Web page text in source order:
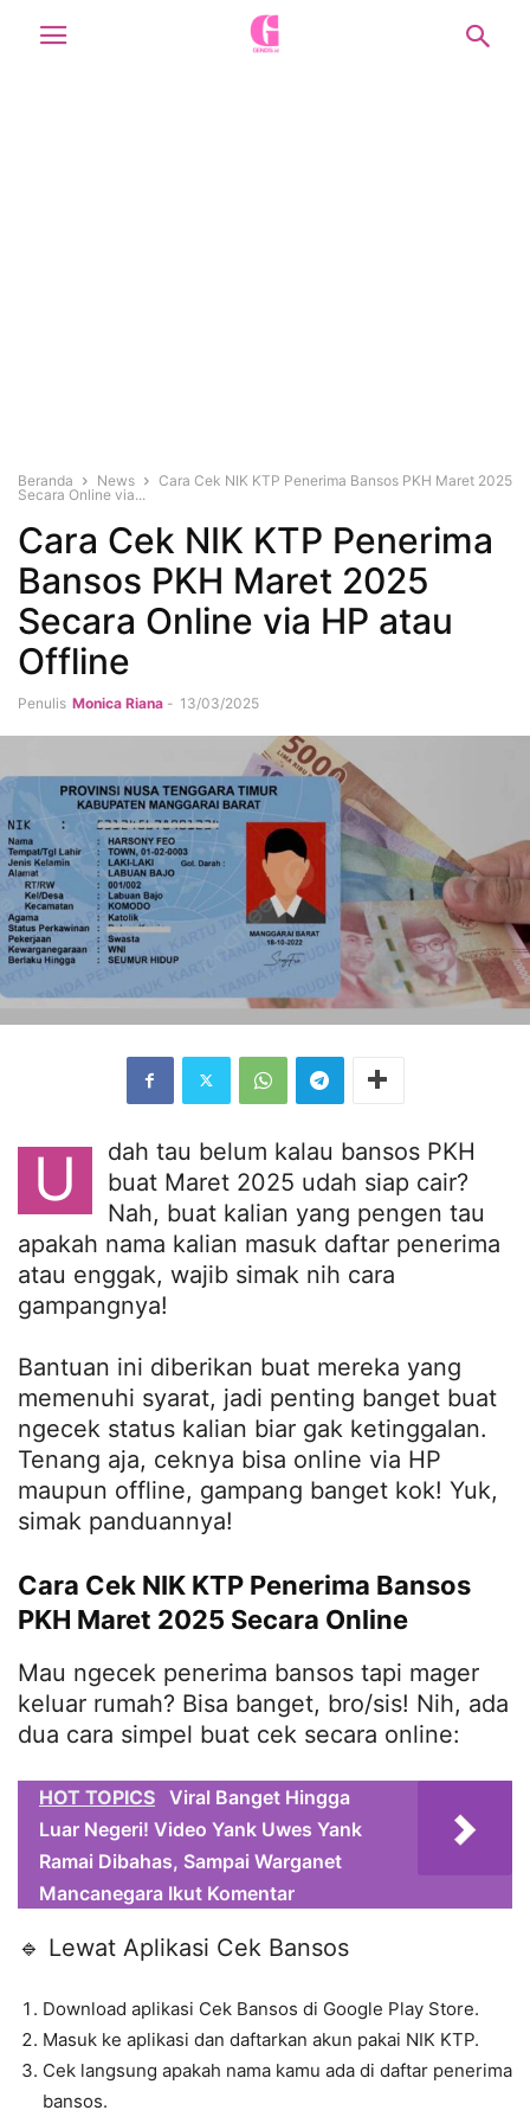
Beranda News
Cara Cek NIK KTP Penerima Bansos PKH Maret 2025
Secara Online via...
Cara Cek NIK KTP Penerima
Bansos PKH Maret 2025
Secara Online via HP atau
Offline
Penulis Monica Riana - 13/03/2025
U
dah tau belum kalau bansos PKH
buat Maret 2025 udah siap cair?
Nah, buat kalian yang pengen tau
apakah nama kalian masuk daftar penerima
atau enggak, wajib simak nih cara
gampangnya!
Bantuan ini diberikan buat mereka yang
memenuhi syarat, jadi penting banget buat
ngecek status kalian biar gak ketinggalan.
Tenang aja, ceknya bisa online via HP
maupun offline, gampang banget kok! Yuk,
simak panduannya!
Cara Cek NIK KTP Penerima Bansos
PKH Maret 2025 Secara Online
Mau ngecek penerima bansos tapi mager
keluar rumah? Bisa banget, bro/sis! Nih, ada
dua cara simpel buat cek secara online:
HOT TOPICS Viral Banget Hingga
Luar Negeri! Video Yank Uwes Yank
Ramai Dibahas, Sampai Warganet
Mancanegara Ikut Komentar
🔹 Lewat Aplikasi Cek Bansos
Download aplikasi Cek Bansos di Google Play Store.
Masuk ke aplikasi dan daftarkan akun pakai NIK KTP.
Cek langsung apakah nama kamu ada di daftar penerima
bansos.